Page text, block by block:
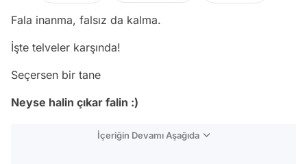
Fala inanma, falsız da kalma.
İşte telveler karşında!
Seçersen bir tane
Neyse halin çıkar falin :)
İçeriğin Devamı Aşağıda